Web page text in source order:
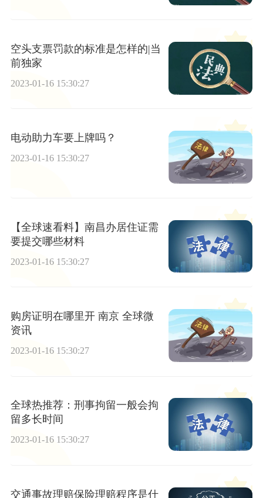
空头支票罚款的标准是怎样的|当
前独家
2023-01-16 15:30:27
电动助力车要上牌吗？
2023-01-16 15:30:27
【全球速看料】南昌办居住证需
要提交哪些材料
2023-01-16 15:30:27
购房证明在哪里开 南京 全球微
资讯
2023-01-16 15:30:27
全球热推荐：刑事拘留一般会拘
留多长时间
2023-01-16 15:30:27
交通事故理赔保险理赔程序是什